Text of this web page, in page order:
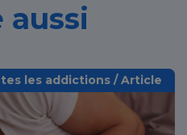
aussi
les addictions / Article